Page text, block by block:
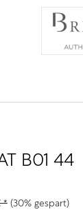
B01 44
* (30% gespart)